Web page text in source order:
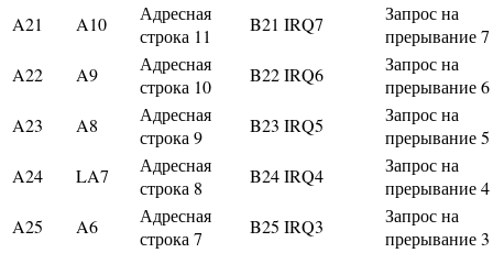
A21
A10
Адресная
строка 11
B21 IRQ7
Запрос на
прерывание 7
A22
A9
Адресная
строка 10
B22IRQ6
Запрос на
прерывание 6
A23
A8
Адресная
строка 9
B23 IRQ5
Запрос на
прерывание 5
A24
LA7
Адресная
строка 8
B24IRQ4
Запрос на
прерывание 4
A25
A6
Адресная
строка 7
B25 IRQ3
Запрос на
прерывание 3